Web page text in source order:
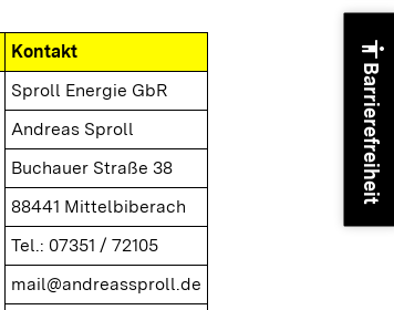
Kontakt
Sproll Energie GbR
Andreas Sproll
Buchauer Straße 38
88441 Mittelbiberach
Tel.: 07351 / 72105
mail@andreassproll.de
accessibility
Barrierefreiheit